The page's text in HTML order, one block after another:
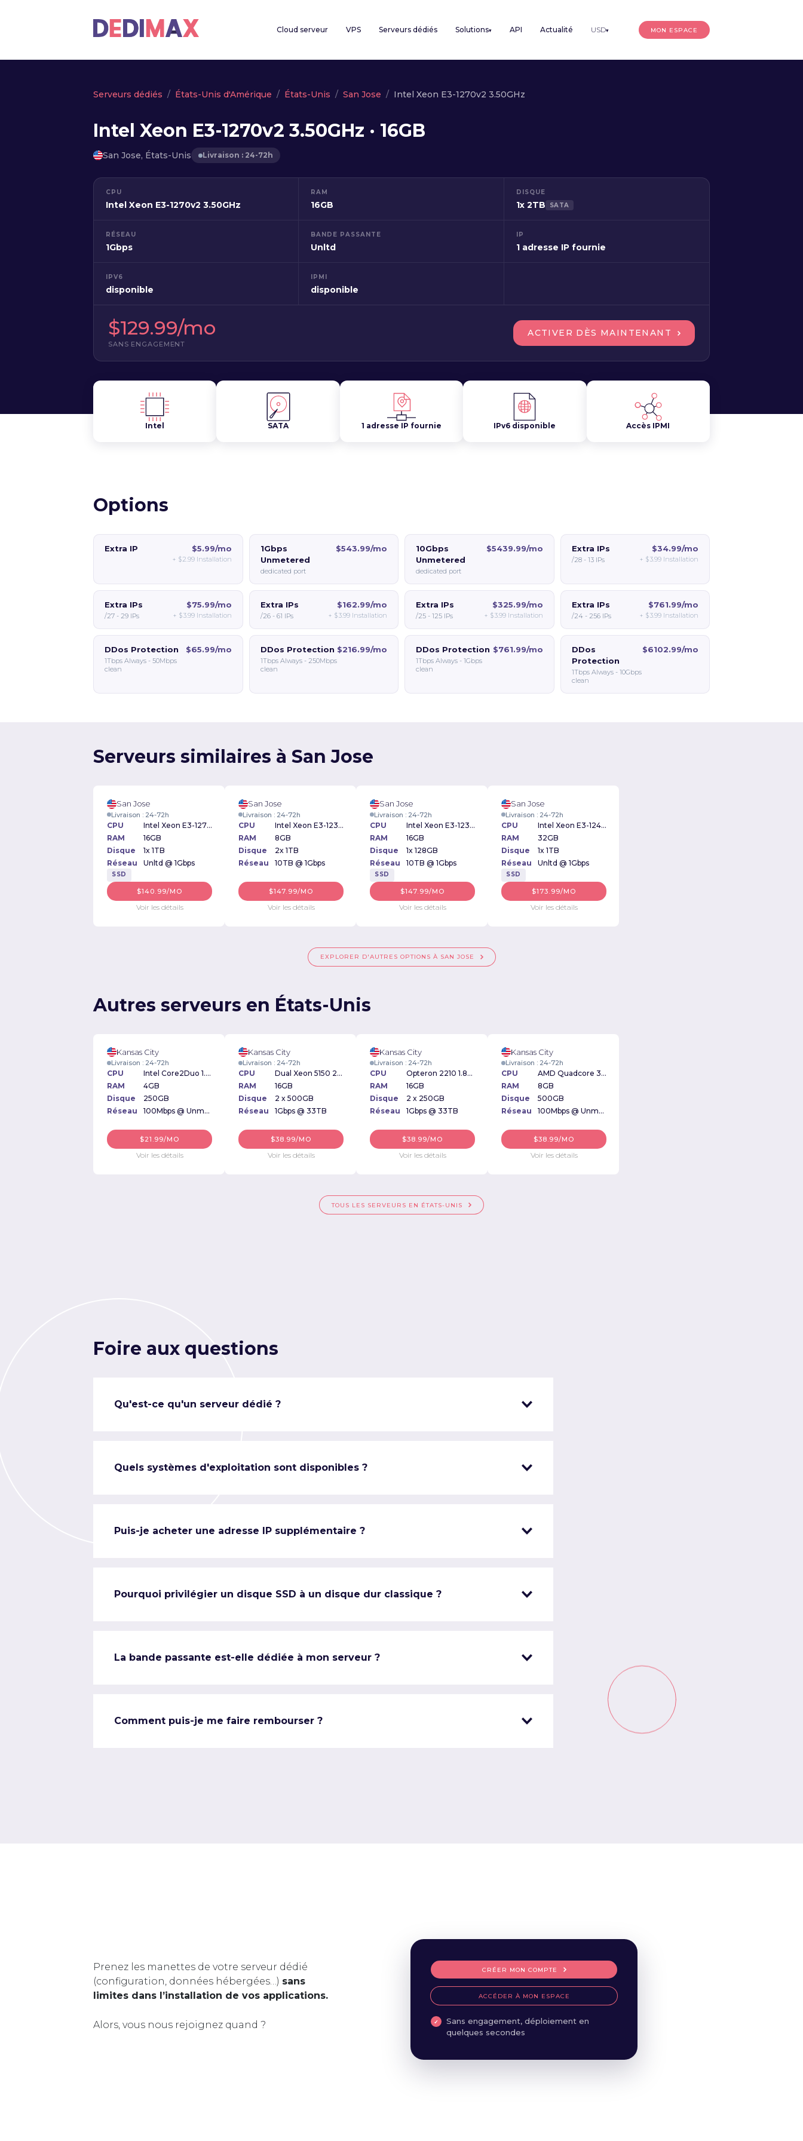
Cloud serveur VPS Serveurs dédiés Solutions▾ API Actualité USD▾ MON ESPACE
Serveurs dédiés États-Unis d'Amérique États-Unis San Jose Intel Xeon E3-1270v2 3.50GHz
Intel Xeon E3-1270v2 3.50GHz · 16GB
San Jose, États-Unis Livraison : 24-72h
CPU
Intel Xeon E3-1270v2 3.50GHz
RAM
16GB
DISQUE
1x 2TB SATA
RÉSEAU
1Gbps
BANDE PASSANTE
Unltd
IP
1 adresse IP fournie
IPV6
disponible
IPMI
disponible
$129.99/mo
SANS ENGAGEMENT
ACTIVER DÈS MAINTENANT
Intel SATA 1 adresse IP fournie IPv6 disponible Accès IPMI
Options
Extra IP $5.99/mo
+ $2.99Installation
1Gbps
Unmetered
dedicated port
$543.99/mo
10Gbps
Unmetered
dedicated port
$5439.99/mo Extra IPs
/28 - 13 IPs
$34.99/mo
+ $3.99 Installation
Extra IPs
/27 - 29 IPs
$75.99/mo
+ $3.99Installation
Extra IPs
/26 - 61 IPs
$162.99/mo
+ $3.99 Installation
Extra IPs
/25 - 125 IPs
$325.99/mo
+ $3.99Installation
Extra IPs
/24 - 256 IPs
$761.99/mo
+ $3.99 Installation
DDos Protection
1Tbps Always - 50Mbps
clean
$65.99/mo DDos Protection
1Tbps Always - 250Mbps
clean
$216.99/mo DDos Protection
1Tbps Always - 1Gbps
clean
$761.99/mo
DDos
Protection
1Tbps Always - 10Gbps
clean
$6102.99/mo
Serveurs similaires à San Jose
San Jose
Livraison : 24-72h
CPU
Intel Xeon E3-1270v2 3.50GHz
RAM
16GB
Disque
1x 1TB
Réseau
Unltd @ 1Gbps
SSD
$140.99/MO
Voir les détails
San Jose
Livraison : 24-72h
CPU
Intel Xeon E3-1231v3 3.40GHz
RAM
8GB
Disque
2x 1TB
Réseau
10TB @ 1Gbps
$147.99/MO
Voir les détails
San Jose
Livraison : 24-72h
CPU
Intel Xeon E3-1231v3 3.40GHz
RAM
16GB
Disque
1x 128GB
Réseau
10TB @ 1Gbps
SSD
$147.99/MO
Voir les détails
San Jose
Livraison : 24-72h
CPU
Intel Xeon E3-1240v3 3.40GHz
RAM
32GB
Disque
1x 1TB
Réseau
Unltd @ 1Gbps
SSD
$173.99/MO
Voir les détails
EXPLORER D'AUTRES OPTIONS À SAN JOSE
Autres serveurs en États-Unis
Kansas City
Livraison : 24-72h
CPU
Intel Core2Duo 1.6GHz
RAM
4GB
Disque
250GB
Réseau
100Mbps @ Unmetered
$21.99/MO
Voir les détails
Kansas City
Livraison : 24-72h
CPU
Dual Xeon 5150 2.66Ghz
RAM
16GB
Disque
2 x 500GB
Réseau
1Gbps @ 33TB
$38.99/MO
Voir les détails
Kansas City
Livraison : 24-72h
CPU
Opteron 2210 1.8Ghz
RAM
16GB
Disque
2 x 250GB
Réseau
1Gbps @ 33TB
$38.99/MO
Voir les détails
Kansas City
Livraison : 24-72h
CPU
AMD Quadcore 3Ghz
RAM
8GB
Disque
500GB
Réseau
100Mbps @ Unmetered
$38.99/MO
Voir les détails
TOUS LES SERVEURS EN ÉTATS-UNIS
Foire aux questions
Qu'est-ce qu'un serveur dédié ?
Quels systèmes d'exploitation sont disponibles ?
Puis-je acheter une adresse IP supplémentaire ?
Pourquoi privilégier un disque SSD à un disque dur classique ?
La bande passante est-elle dédiée à mon serveur ?
Comment puis-je me faire rembourser ?
Prenez les manettes de votre serveur dédié
(configuration, données hébergées…) sans
limites dans l’installation de vos applications.
Alors, vous nous rejoignez quand ?
CRÉER MON COMPTE
ACCÉDER À MON ESPACE
Sans engagement, déploiement en
quelques secondes